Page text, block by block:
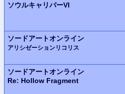
ソウルキャリバーVI
ソードアートオンライン
アリシゼーションリコリス
ソードアートオンライン
Re: Hollow Fragment